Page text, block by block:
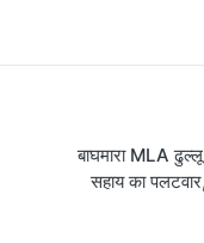
बाघमारा MLA
सहाय का